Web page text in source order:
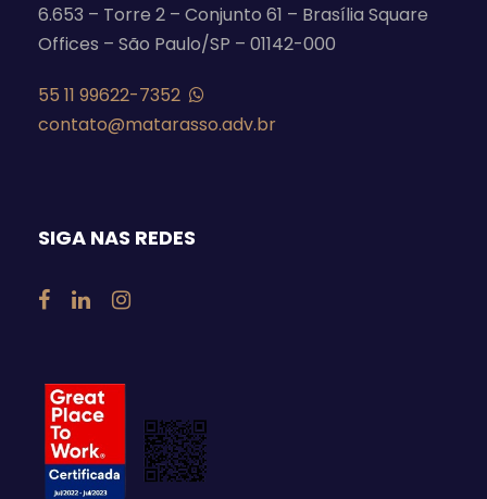
6.653 – Torre 2 – Conjunto 61 – Brasília Square
Offices – São Paulo/SP – 01142-000
55 11 99622-7352
contato@matarasso.adv.br
SIGA NAS REDES